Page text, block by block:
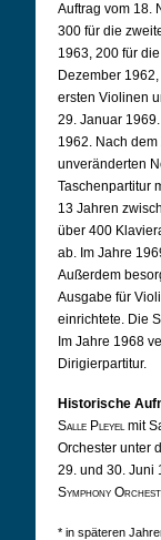
Auftrag vom 18.
300 für die
1963, 200 für
Dezember
ersten Violinen
29. Januar
1962. Nach
unveränderten
Taschenpartitur
13 Jahren
über 400
ab. Im Jahre
Außerdem
Ausgabe für
einrichtete. Die
Im Jahre 1968
Dirigierpartitur.
Historische
Salle Pleyelmit
Orchester unter
29. und 30. Juni
Symphony
* in späteren